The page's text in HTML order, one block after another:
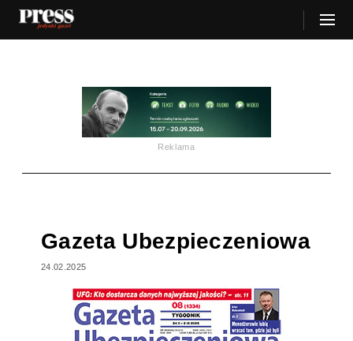
Reklama
Gazeta Ubezpieczeniowa
24.02.2025